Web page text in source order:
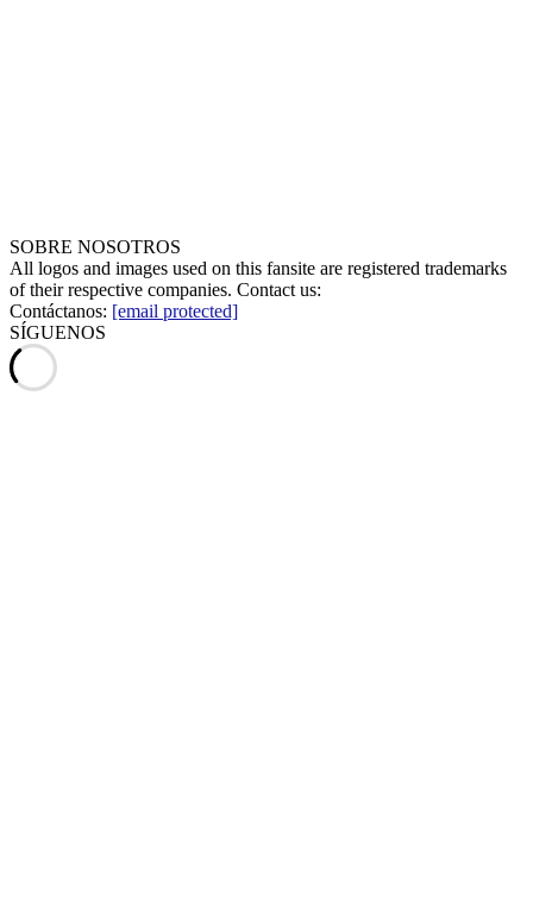
SOBRE NOSOTROS
All logos and images used on this fansite are registered trademarks
of their respective companies. Contact us:
Contáctanos: [email protected]
SÍGUENOS